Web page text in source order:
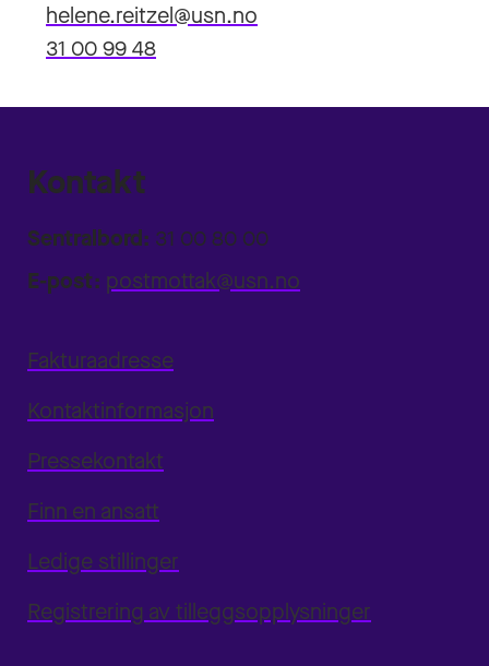
helene.reitzel@usn.no
31 00 99 48
Kontakt
Sentralbord: 31 00 80 00
E-post: postmottak@usn.no
Fakturaadresse
Kontaktinformasjon
Pressekontakt
Finn en ansatt
Ledige stillinger
Registrering av tilleggsopplysninger